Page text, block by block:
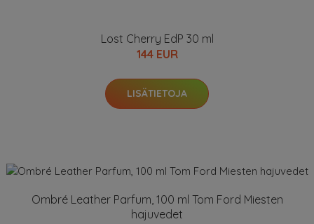
Lost Cherry EdP 30 ml
144 EUR
LISÄTIETOJA
Ombré Leather Parfum, 100 ml Tom Ford Miesten
hajuvedet